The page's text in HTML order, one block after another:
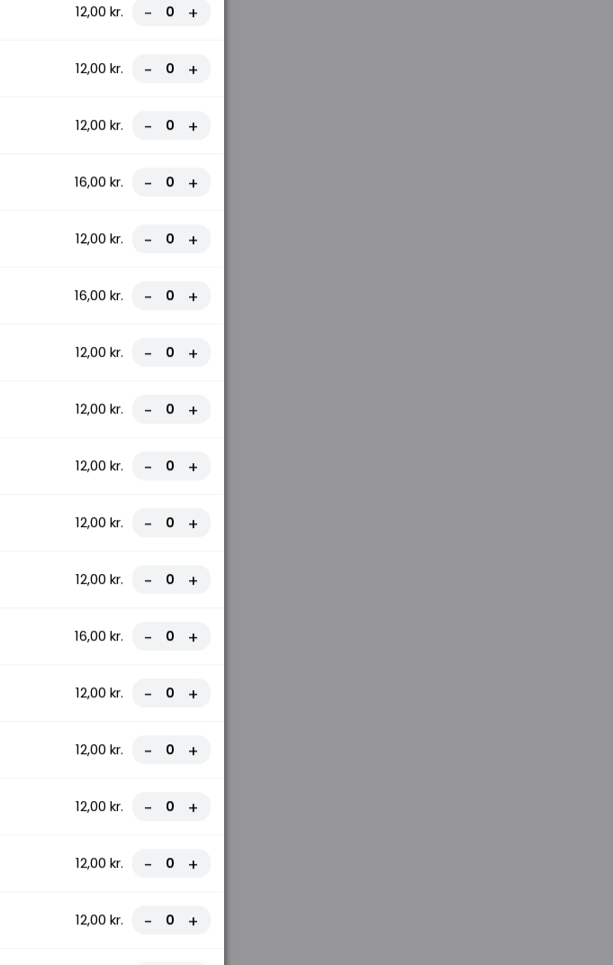
12,00 kr. - +
12,00 kr. - +
12,00 kr. - +
16,00 kr. - +
12,00 kr. - +
16,00 kr. - +
12,00 kr. - +
12,00 kr. - +
12,00 kr. - +
12,00 kr. - +
12,00 kr. - +
16,00 kr. - +
12,00 kr. - +
12,00 kr. - +
12,00 kr. - +
12,00 kr. - +
12,00 kr. - +